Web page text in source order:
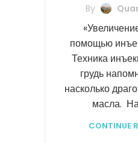
By
помощью
Техника
грудь
насколько
масла.
CONTINUE